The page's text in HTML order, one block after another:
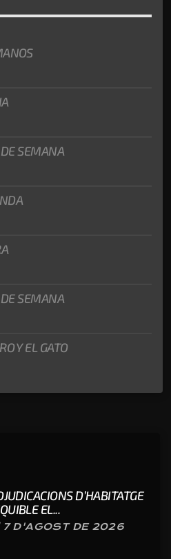
SEMANA
SEMANA
Y EL GATO
D’HABITATGE
EL...
7 D'AGOST DE 2026